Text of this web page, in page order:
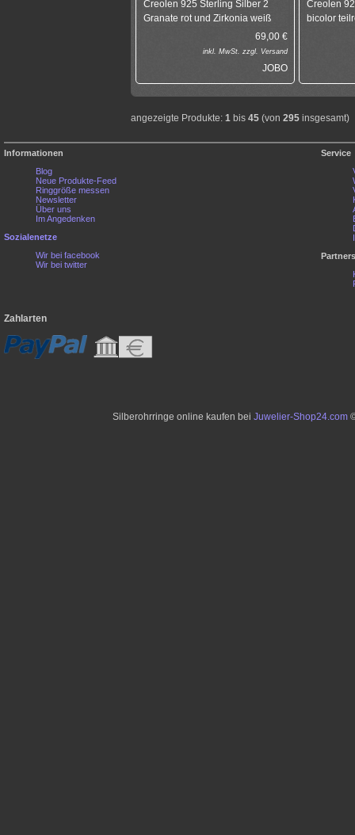
Creolen 925 Sterling Silber 2
Granate rot und Zirkonia weiß
69,00 €
inkl. MwSt. zzgl. Versand
JOBO
Creolen
bicolor
angezeigte Produkte: 1 bis 45 (von 295 insgesamt)
Informationen
Blog
Neue Produkte-Feed
Ringgröße messen
Newsletter
Über uns
Im Angedenken
Sozialenetze
Wir bei facebook
Wir bei twitter
Service
Zahlarten
Silberohrringe online kaufen bei Juwelier-Shop24.com